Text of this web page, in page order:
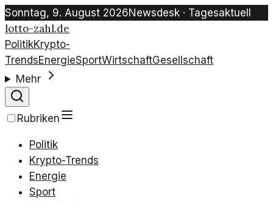
Sonntag, 9. August 2026Newsdesk · Tagesaktuell
lotto-zahl.de
PolitikKrypto-
TrendsEnergieSportWirtschaftGesellschaft
Mehr
Rubriken
Politik
Krypto-Trends
Energie
Sport